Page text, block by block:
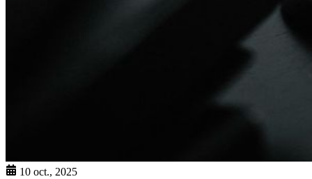
10 oct., 2025